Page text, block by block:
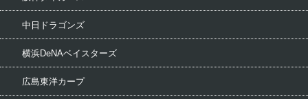
中日ドラゴンズ
横浜DeNAベイスターズ
広島東洋カープ